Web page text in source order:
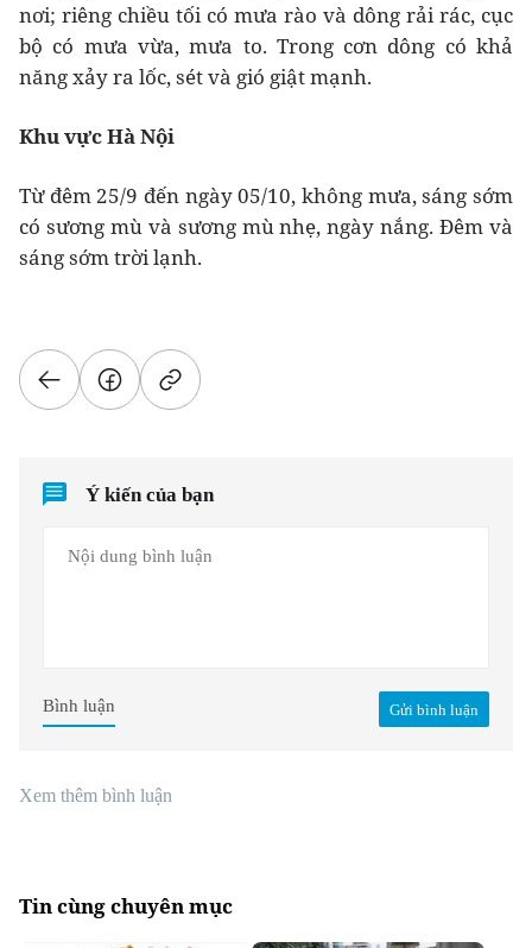
nơi; riêng chiều tối có mưa rào và dông rải rác, cục
bộ có mưa vừa, mưa to. Trong cơn dông có khả
năng xảy ra lốc, sét và gió giật mạnh.
Khu vực Hà Nội
Từ đêm 25/9 đến ngày 05/10, không mưa, sáng sớm
có sương mù và sương mù nhẹ, ngày nắng. Đêm và
sáng sớm trời lạnh.
Ý kiến của bạn
Gửi bình luận
Bình luận
Xem thêm bình luận
Tin cùng chuyên mục